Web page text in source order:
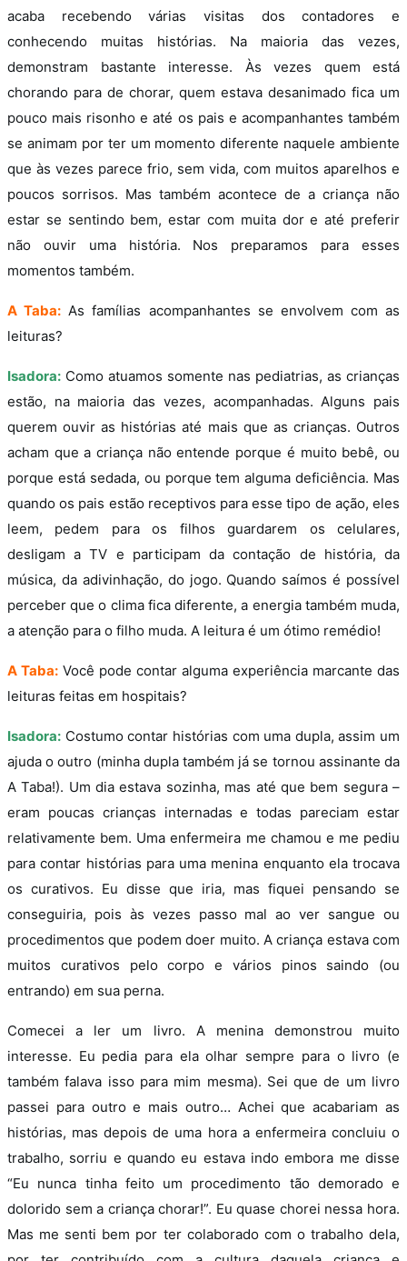
acaba recebendo várias visitas dos contadores e
conhecendo muitas histórias. Na maioria das vezes,
demonstram bastante interesse. Às vezes quem está
chorando para de chorar, quem estava desanimado fica um
pouco mais risonho e até os pais e acompanhantes também
se animam por ter um momento diferente naquele ambiente
que às vezes parece frio, sem vida, com muitos aparelhos e
poucos sorrisos. Mas também acontece de a criança não
estar se sentindo bem, estar com muita dor e até preferir
não ouvir uma história. Nos preparamos para esses
momentos também.
A Taba: As famílias acompanhantes se envolvem com as
leituras?
Isadora: Como atuamos somente nas pediatrias, as crianças
estão, na maioria das vezes, acompanhadas. Alguns pais
querem ouvir as histórias até mais que as crianças. Outros
acham que a criança não entende porque é muito bebê, ou
porque está sedada, ou porque tem alguma deficiência. Mas
quando os pais estão receptivos para esse tipo de ação, eles
leem, pedem para os filhos guardarem os celulares,
desligam a TV e participam da contação de história, da
música, da adivinhação, do jogo. Quando saímos é possível
perceber que o clima fica diferente, a energia também muda,
a atenção para o filho muda. A leitura é um ótimo remédio!
A Taba: Você pode contar alguma experiência marcante das
leituras feitas em hospitais?
Isadora: Costumo contar histórias com uma dupla, assim um
ajuda o outro (minha dupla também já se tornou assinante da
A Taba!). Um dia estava sozinha, mas até que bem segura –
eram poucas crianças internadas e todas pareciam estar
relativamente bem. Uma enfermeira me chamou e me pediu
para contar histórias para uma menina enquanto ela trocava
os curativos. Eu disse que iria, mas fiquei pensando se
conseguiria, pois às vezes passo mal ao ver sangue ou
procedimentos que podem doer muito. A criança estava com
muitos curativos pelo corpo e vários pinos saindo (ou
entrando) em sua perna.
Comecei a ler um livro. A menina demonstrou muito
interesse. Eu pedia para ela olhar sempre para o livro (e
também falava isso para mim mesma). Sei que de um livro
passei para outro e mais outro… Achei que acabariam as
histórias, mas depois de uma hora a enfermeira concluiu o
trabalho, sorriu e quando eu estava indo embora me disse
“Eu nunca tinha feito um procedimento tão demorado e
dolorido sem a criança chorar!”. Eu quase chorei nessa hora.
Mas me senti bem por ter colaborado com o trabalho dela,